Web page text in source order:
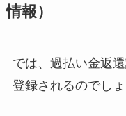
情報）
では、過払い金返
登録されるのでしょ